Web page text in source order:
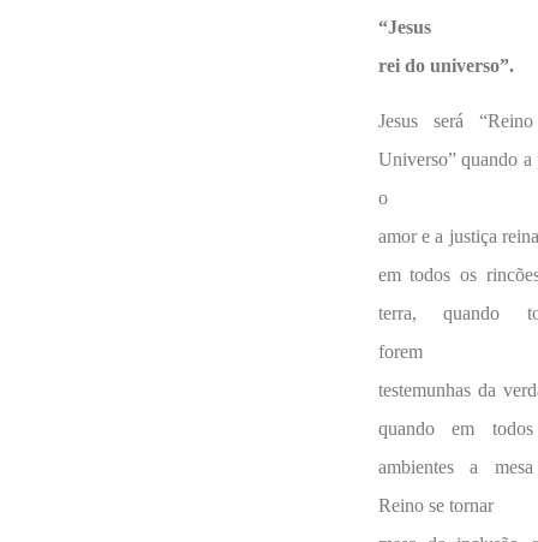
“Jesus
rei do universo”.
Jesus será
Universo” quando a
o
amor e a justiça
em todos os
terra, quando
forem
testemunhas da
quando em
ambientes a
Reino se tornar